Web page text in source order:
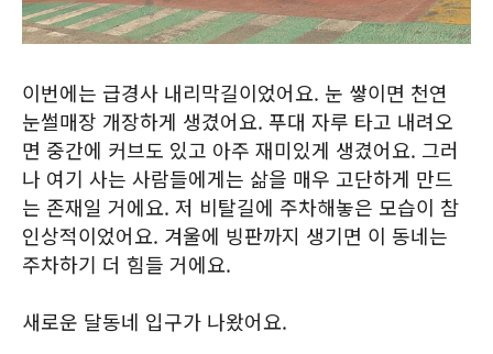
이번에는 급경사 내리막길이었어요. 눈 쌓이면 천연
눈썰매장 개장하게 생겼어요. 푸대 자루 타고 내려오
면 중간에 커브도 있고 아주 재미있게 생겼어요. 그러
나 여기 사는 사람들에게는 삶을 매우 고단하게 만드
는 존재일 거에요. 저 비탈길에 주차해놓은 모습이 참
인상적이었어요. 겨울에 빙판까지 생기면 이 동네는
주차하기 더 힘들 거에요.
새로운 달동네 입구가 나왔어요.